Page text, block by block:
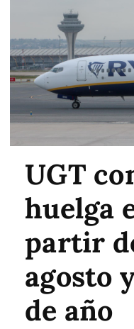
UGT
huelga
partir
agosto
de año